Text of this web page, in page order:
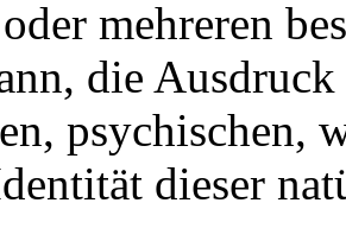
mehreren
die
psychischen,
dieser